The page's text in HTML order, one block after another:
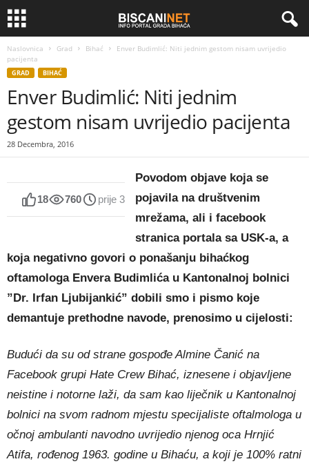
Naslovnica Grad Bihać
Enver Budimlić: Niti jednim gestom nisam uvrijedio
pacijenta
GRAD BIHAĆ
Enver Budimlić: Niti jednim
gestom nisam uvrijedio pacijenta
28 Decembra, 2016
18 760 prije 3509 dana
Povodom objave koja se
pojavila na društvenim
mrežama, ali i facebook
stranica portala sa USK-a, a
koja negativno govori o ponašanju bihaćkog
oftamologa Envera Budimlića u Kantonalnoj bolnici
”Dr. Irfan Ljubijankić” dobili smo i pismo koje
demantuje prethodne navode, prenosimo u cijelosti:
Budući da su od strane gospođe Almine Čanić na
Facebook grupi Hate Crew Bihać, iznesene i objavljene
neistine i notorne laži, da sam kao liječnik u Kantonalnoj
bolnici na svom radnom mjestu specijaliste oftalmologa u
očnoj ambulanti navodno uvrijedio njenog oca Hrnjić
Atifa, rođenog 1963. godine u Bihaću, a koji je 100% ratni